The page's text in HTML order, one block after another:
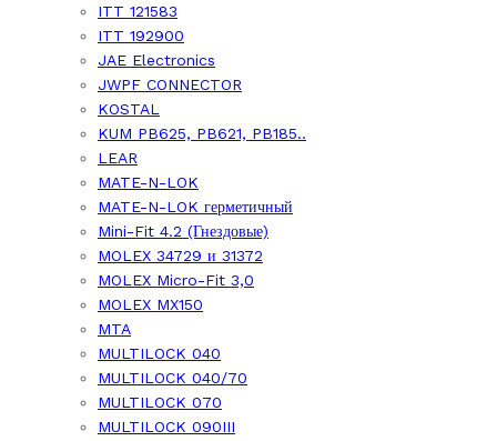
ITT 121583
ITT 192900
JAE Electronics
JWPF CONNECTOR
KOSTAL
KUM PB625, PB621, PB185..
LEAR
MATE-N-LOK
MATE-N-LOK герметичный
Mini-Fit 4.2 (Гнездовые)
MOLEX 34729 и 31372
MOLEX Micro-Fit 3,0
MOLEX MX150
MTA
MULTILOCK 040
MULTILOCK 040/70
MULTILOCK 070
MULTILOCK 090III